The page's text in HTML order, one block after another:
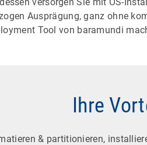
Ausprägung, ganz ohne
Tool von baramundi
Ihre
& partitionieren,